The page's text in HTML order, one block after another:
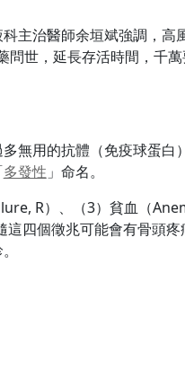
主治醫師余垣斌強調，高
問世，延長存活時間，千
無用的抗體（免疫球蛋白
多發性 」命名。
R）、（3）貧血（
四個徵兆可能會有骨頭疼